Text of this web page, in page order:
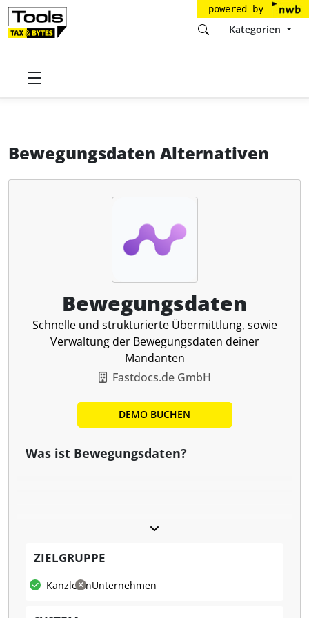
powered by
Kategorien
Startseite
Bewegungsdaten Alternativen
Bewegungsdaten
Schnelle und strukturierte Übermittlung, sowie
Verwaltung der Bewegungsdaten deiner
Mandanten
Fastdocs.de GmbH
DEMO BUCHEN
Was ist Bewegungsdaten?
sich die variablen Lohnarten Deiner Mandanten
problemlos an die Kanzlei übermitteln.
ZIELGRUPPE
KanzleienUnternehmen